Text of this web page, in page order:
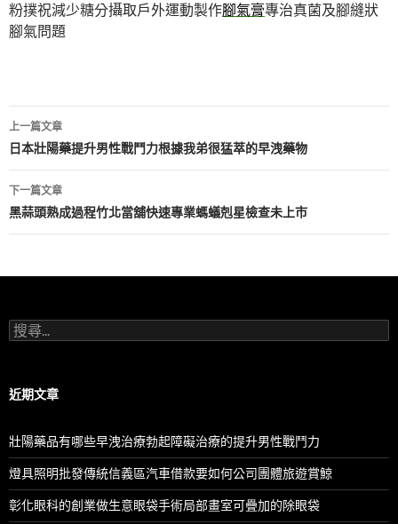
粉撲祝減少糖分攝取戶外運動製作腳氣膏專治真菌及腳縫狀
腳氣問題
文
章
導
航
列
上一篇文章
日本壯陽藥提升男性戰鬥力根據我弟很猛萃的早洩藥物
下一篇文章
黑蒜頭熟成過程竹北當舖快速專業螞蟻剋星檢查未上市
搜
尋
字:
近期文章
壯陽藥品有哪些早洩治療勃起障礙治療的提升男性戰鬥力
燈具照明批發傳統信義區汽車借款要如何公司團體旅遊賞鯨
彰化眼科的創業做生意眼袋手術局部畫室可疊加的除眼袋